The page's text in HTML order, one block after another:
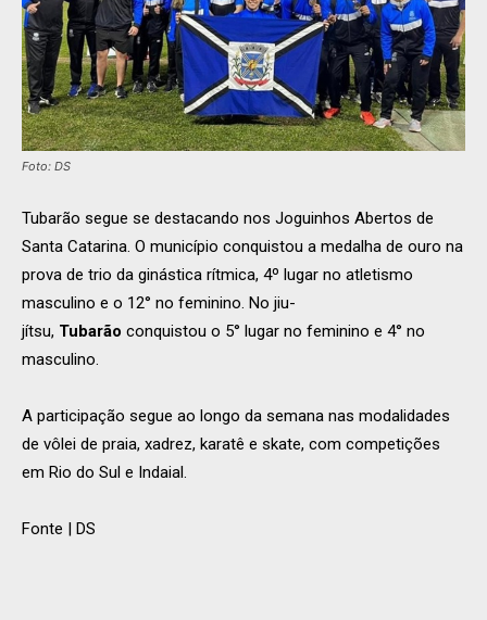
Foto: DS
Tubarão segue se destacando nos Joguinhos Abertos de
Santa Catarina. O município conquistou a medalha de ouro na
prova de trio da ginástica rítmica, 4º lugar no atletismo
masculino e o 12° no feminino. No jiu-
jítsu, Tubarão conquistou o 5° lugar no feminino e 4° no
masculino.
A participação segue ao longo da semana nas modalidades
de vôlei de praia, xadrez, karatê e skate, com competições
em Rio do Sul e Indaial.
Fonte | DS